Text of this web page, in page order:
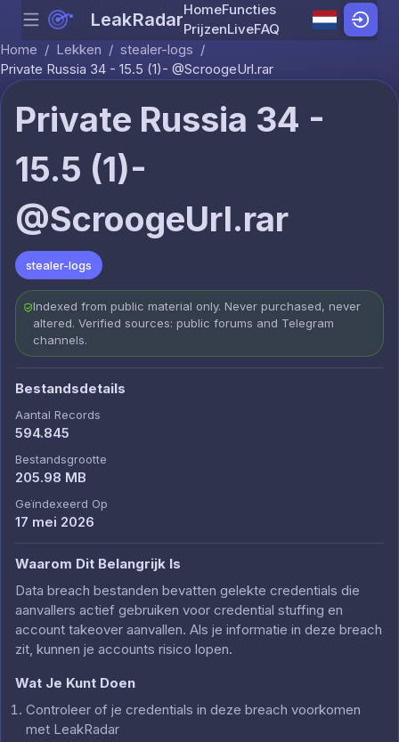
Skip to content
Menu LeakRadarHomeFuncties
PrijzenLiveFAQ
Home / Lekken / stealer-logs /
Private Russia 34 - 15.5 (1)- @ScroogeUrl.rar
Private Russia 34 -
15.5 (1)-
@ScroogeUrl.rar
stealer-logs
Indexed from public material only. Never purchased, never
altered. Verified sources: public forums and Telegram
channels.
Bestandsdetails
Aantal Records
594.845
Bestandsgrootte
205.98 MB
Geïndexeerd Op
17 mei 2026
Waarom Dit Belangrijk Is
Data breach bestanden bevatten gelekte credentials die
aanvallers actief gebruiken voor credential stuffing en
account takeover aanvallen. Als je informatie in deze breach
zit, kunnen je accounts risico lopen.
Wat Je Kunt Doen
Controleer of je credentials in deze breach voorkomen
met LeakRadar